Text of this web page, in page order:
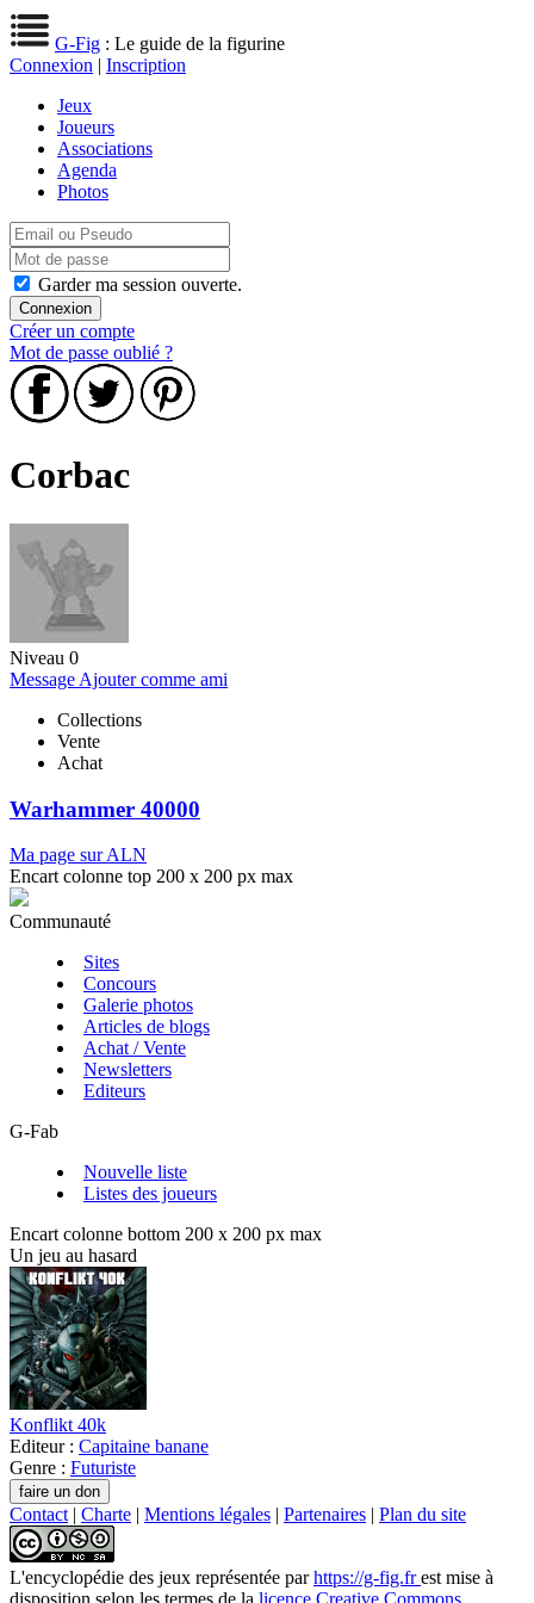
G-Fig : Le guide de la figurine
Connexion | Inscription
Jeux
Joueurs
Associations
Agenda
Photos
Garder ma session ouverte.
Créer un compte
Mot de passe oublié ?
Corbac
Niveau 0
Message Ajouter comme ami
Collections
Vente
Achat
Warhammer 40000
Ma page sur ALN
Encart colonne top 200 x 200 px max
Communauté
Sites
Concours
Galerie photos
Articles de blogs
Achat / Vente
Newsletters
Editeurs
G-Fab
Nouvelle liste
Listes des joueurs
Encart colonne bottom 200 x 200 px max
Un jeu au hasard
Konflikt 40k
Editeur : Capitaine banane
Genre : Futuriste
Contact | Charte | Mentions légales | Partenaires | Plan du site
L'encyclopédie des jeux représentée parhttps://g-fig.frest mise à